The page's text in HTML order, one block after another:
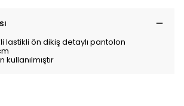
lastikli ön dikiş detaylı pantolon